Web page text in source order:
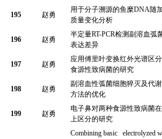
195 赵勇
用于分子溯源的鱼糜DNA随
质量变化分析
196 赵勇
半定量RT-PCR检测副溶血弧
表达差异
197 赵勇
应用傅里叶变换红外光谱区
食源性致病菌的研究
198 赵勇
副溶血性弧菌细胞猝灭及代
方法的优化
199 赵勇
电子鼻对两种食源性致病菌
上区分的研究
Combining basic electrolyzed